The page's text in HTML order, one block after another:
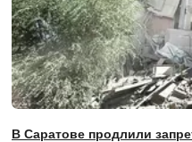
В Саратове продлили